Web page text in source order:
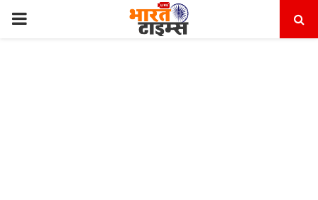
PRIMARY